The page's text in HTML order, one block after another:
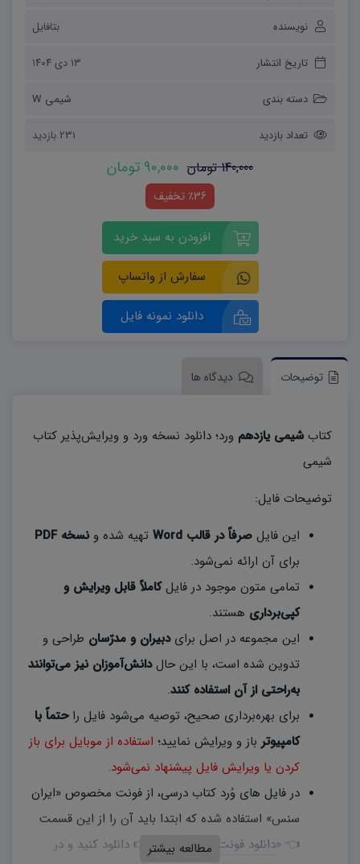
نویسنده بتافایل
تاریخ انتشار ۱۳ دی ۱۴۰۴
دسته بندی شیمی W
تعداد بازدید 231 بازدید
140,000 تومان 90,000 تومان
٪36 تخفیف
افزودن به سبد خرید
سفارش از واتساپ
دانلود نمونه فایل
توضیحات دیدگاه ها
کتاب شیمی یازدهم ورد؛ دانلود نسخه ورد و ویرایش‌پذیر کتاب
شیمی
توضیحات فایل:
این فایل صرفاً در قالب Word تهیه شده و نسخه PDF
برای آن ارائه نمی‌شود.
تمامی متون موجود در فایلکاملاً قابل ویرایش و
کپی‌برداری هستند.
این مجموعه در اصل برایدبیران و مدرّسان طراحی و
تدوین شده است، با این حالدانش‌آموزان نیز می‌توانند
به‌راحتی از آن استفاده کنند.
برای بهره‌برداری صحیح، توصیه می‌شود فایل راحتماً با
کامپیوترباز و ویرایش نمایید؛ استفاده از موبایل برای باز
کردن یا ویرایش فایل پیشنهاد نمی‌شود.
در فایل های وُرد کتاب درسی، از فونت مخصوص «ایران
سنس» استفاده شده که ابتدا باید آن را از این قسمت
👈 «دانلود فونت ایران سنس» 👉 دانلود کنید و درمطالعه بیشتر